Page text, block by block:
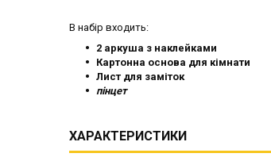
В набір входить:
2 аркуша з наклейками
Картонна основа для кімнати
Лист для заміток
пінцет
ХАРАКТЕРИСТИКИ